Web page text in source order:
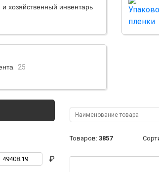
хозяйственный инвентарь
25
₽
Товаров: 3857